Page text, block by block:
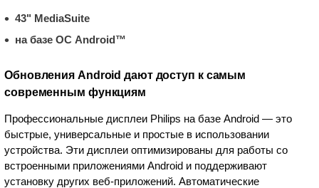
43" MediaSuite
на базе ОС Android™
Обновления Android дают доступ к самым
современным функциям
Профессиональные дисплеи Philips на базе Android — это
быстрые, универсальные и простые в использовании
устройства. Эти дисплеи оптимизированы для работы со
встроенными приложениями Android и поддерживают
установку других веб-приложений. Автоматические